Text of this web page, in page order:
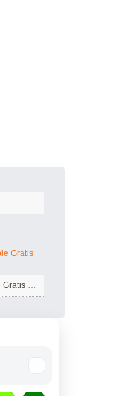
Pikachu Imprimible Gratis Para Niños
−